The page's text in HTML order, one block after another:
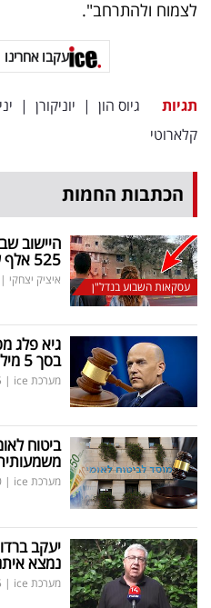
לצמוח ולהתרחב".
עקבו אחרינו
תגיות גיוס הון | יוניקורן |
קלארוטי
הכתבות החמות
עסקאות השבוע בנדל"ן
היישוב
525 אלף שקל
איציק יצחקי |
גיא פלג
בסך 5 מיליון שקל
מערכת ice |
ביטוח
מערכת ice |
נמצא
מערכת ice |